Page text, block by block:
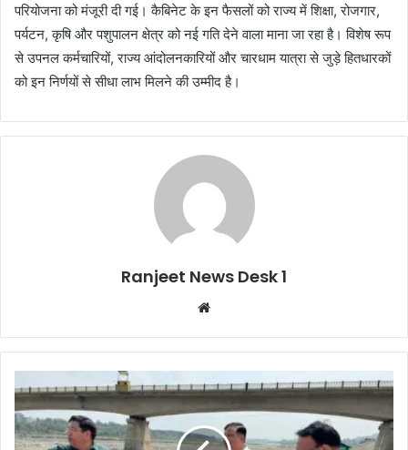
परियोजना को मंजूरी दी गई। कैबिनेट के इन फैसलों को राज्य में शिक्षा, रोजगार,
पर्यटन, कृषि और पशुपालन क्षेत्र को नई गति देने वाला माना जा रहा है। विशेष रूप
से उपनल कर्मचारियों, राज्य आंदोलनकारियों और चारधाम यात्रा से जुड़े हितधारकों
को इन निर्णयों से सीधा लाभ मिलने की उम्मीद है।
Ranjeet News Desk 1
te